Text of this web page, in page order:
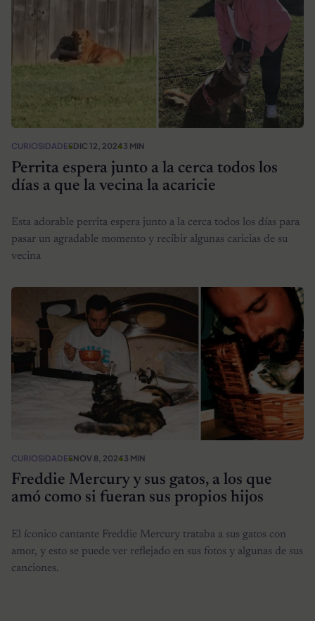
CURIOSIDADESDIC 12, 20243 MIN
Perrita espera junto a la cerca todos los
días a que la vecina la acaricie
Esta adorable perrita espera junto a la cerca todos los días para
pasar un agradable momento y recibir algunas caricias de su
vecina
CURIOSIDADESNOV 8, 20243 MIN
Freddie Mercury y sus gatos, a los que
amó como si fueran sus propios hijos
El íconico cantante Freddie Mercury trataba a sus gatos con
amor, y esto se puede ver reflejado en sus fotos y algunas de sus
canciones.